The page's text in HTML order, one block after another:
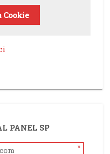
Cookie
PANEL SP
*